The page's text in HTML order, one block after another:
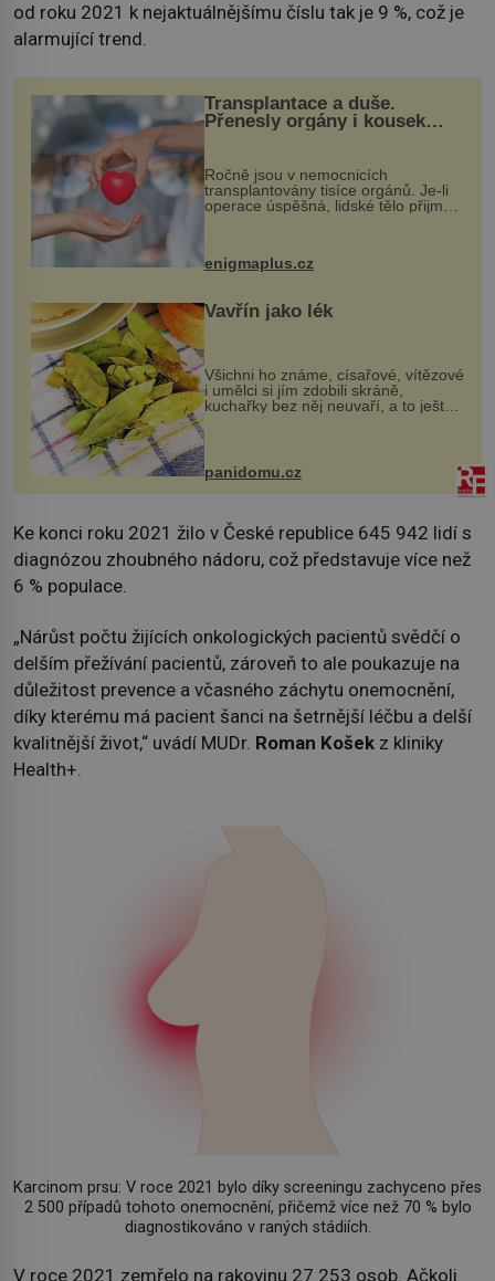
od roku 2021 k nejaktuálnějšímu číslu tak je 9 %, což je
alarmující trend.
Transplantace a duše.
Přenesly orgány i kousek
Ročně jsou v nemocnicích
transplantovány tisíce orgánů. Je-li
operace úspěšná, lidské tělo přijme
enigmaplus.cz
Vavřín jako lék
Všichni ho známe, císařové, vítězové
i umělci si jím zdobili skráně,
kuchařky bez něj neuvaří, a to ještě
nevíte, že bobkový list může výrazně
zmírnit některé naše neduhy.
Obsahuje v malém množství ně...
panidomu.cz
Ke konci roku 2021 žilo v České republice 645 942 lidí s
diagnózou zhoubného nádoru, což představuje více než
6 % populace.
„Nárůst počtu žijících onkologických pacientů svědčí o
delším přežívání pacientů, zároveň to ale poukazuje na
důležitost prevence a včasného záchytu onemocnění,
díky kterému má pacient šanci na šetrnější léčbu a delší
kvalitnější život,“ uvádí MUDr. Roman Košek z kliniky
Health+.
Karcinom prsu: V roce 2021 bylo díky screeningu zachyceno přes
2 500 případů tohoto onemocnění, přičemž více než 70 % bylo
diagnostikováno v raných stádiích.
V roce 2021 zemřelo na rakovinu 27 253 osob. Ačkoli